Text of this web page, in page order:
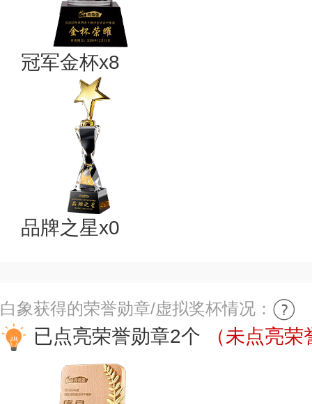
冠军金杯x8
品牌之星x0
白象获得的荣誉勋章/虚拟奖杯情况：
已点亮荣誉勋章2个 （未点亮